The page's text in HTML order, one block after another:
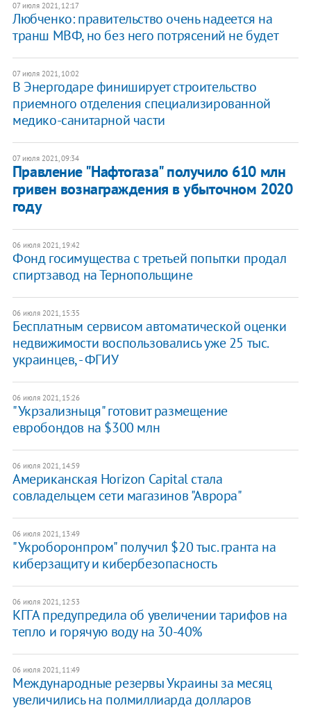
07 июля 2021, 12:17
Любченко: правительство очень надеется на
транш МВФ, но без него потрясений не будет
07 июля 2021, 10:02
В Энергодаре финиширует строительство
приемного отделения специализированной
медико-санитарной части
07 июля 2021, 09:34
Правление "Нафтогаза" получило 610 млн
гривен вознаграждения в убыточном 2020
году
06 июля 2021, 19:42
Фонд госимущества с третьей попытки продал
спиртзавод на Тернопольщине
06 июля 2021, 15:35
Бесплатным сервисом автоматической оценки
недвижимости воспользовались уже 25 тыс.
украинцев, - ФГИУ
06 июля 2021, 15:26
"Укрзализныця" готовит размещение
евробондов на $300 млн
06 июля 2021, 14:59
Американская Horizon Capital стала
совладельцем сети магазинов "Аврора"
06 июля 2021, 13:49
"Укроборонпром" получил $20 тыс. гранта на
киберзащиту и кибербезопасность
06 июля 2021, 12:53
КГГА предупредила об увеличении тарифов на
тепло и горячую воду на 30-40%
06 июля 2021, 11:49
Международные резервы Украины за месяц
увеличились на полмиллиарда долларов